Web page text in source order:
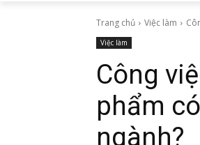
Trang chủ Việc làm
Việc làm
Công
phẩm
ngành?